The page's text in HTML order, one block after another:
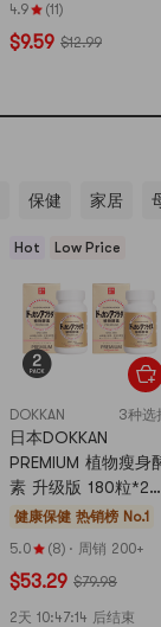
组合装】【低卡0白
糖】
4.9 (11)
$9.59 $12.99
保健 家居
Hot Low Price
DOKKAN 3种选
日本DOKKAN
PREMIUM 植物瘦身
素 升级版 180粒*2
最强MAX版 【超值
健康保健 热销榜 No.1
5.0
(8) · 周销 200+
$53.29 $79.98
2天 10:47:11后结束